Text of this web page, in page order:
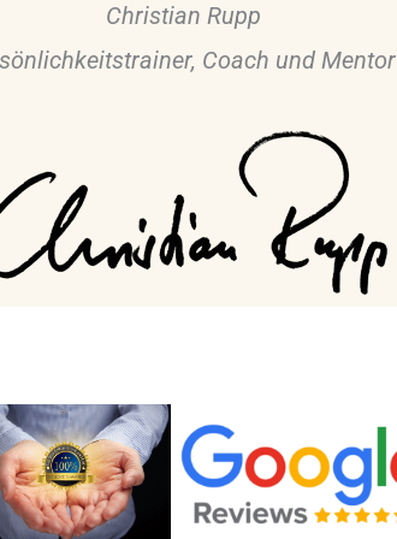
Christian Rupp
Coach und Mentor